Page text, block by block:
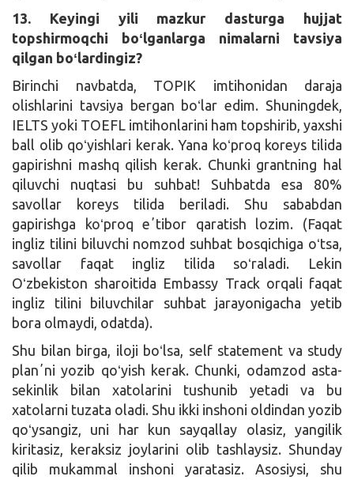
13. Keyingi yili mazkur dasturga hujjat
topshirmoqchi boʻlganlarga nimalarni tavsiya
qilgan boʻlardingiz?
Birinchi navbatda, TOPIK imtihonidan daraja
olishlarini tavsiya bergan boʻlar edim. Shuningdek,
IELTS yoki TOEFL imtihonlarini ham topshirib, yaxshi
ball olib qoʻyishlari kerak. Yana koʻproq koreys tilida
gapirishni mashq qilish kerak. Chunki grantning hal
qiluvchi nuqtasi bu suhbat! Suhbatda esa 80%
savollar koreys tilida beriladi. Shu sababdan
gapirishga koʻproq eʼtibor qaratish lozim. (Faqat
ingliz tilini biluvchi nomzod suhbat bosqichiga oʻtsa,
savollar faqat ingliz tilida soʻraladi. Lekin
Oʻzbekiston sharoitida Embassy Track orqali faqat
ingliz tilini biluvchilar suhbat jarayonigacha yetib
bora olmaydi, odatda).
Shu bilan birga, iloji boʻlsa, self statement va study
planʼni yozib qoʻyish kerak. Chunki, odamzod asta-
sekinlik bilan xatolarini tushunib yetadi va bu
xatolarni tuzata oladi. Shu ikki inshoni oldindan yozib
qoʻysangiz, uni har kun sayqallay olasiz, yangilik
kiritasiz, keraksiz joylarini olib tashlaysiz. Shunday
qilib mukammal inshoni yaratasiz. Asosiysi, shu